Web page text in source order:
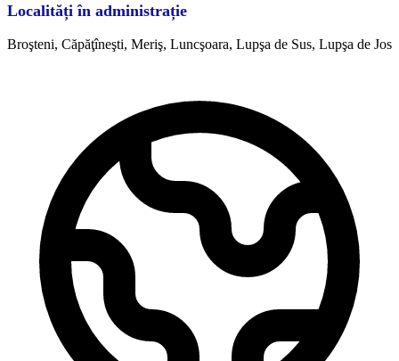
Localități în administrație
Broşteni, Căpăţîneşti, Meriş, Luncşoara, Lupşa de Sus, Lupşa de Jos